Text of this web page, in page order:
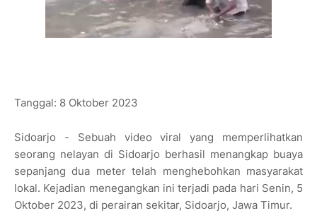
Tanggal: 8 Oktober 2023
Sidoarjo - Sebuah video viral yang memperlihatkan
seorang nelayan di Sidoarjo berhasil menangkap buaya
sepanjang dua meter telah menghebohkan masyarakat
lokal. Kejadian menegangkan ini terjadi pada hari Senin, 5
Oktober 2023, di perairan sekitar, Sidoarjo, Jawa Timur.